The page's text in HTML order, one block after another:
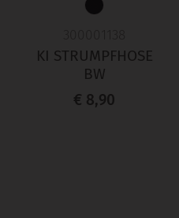
KI STRUMPFHOSE
BW
€ 8,90